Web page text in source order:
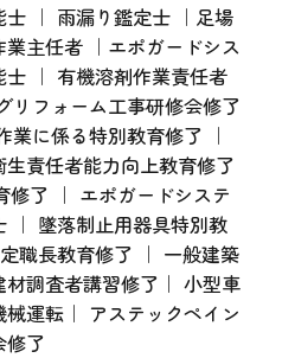
士 ｜ 雨漏り鑑定士 ｜足場
業主任者 ｜エポガードシス
士 ｜ 有機溶剤作業責任者
リフォーム工事研修会修了
業に係る特別教育修了 ｜
責任者能力向上教育修了
修了 ｜ エポガードシステ
｜ 墜落制止用器具特別教
職長教育修了 ｜ 一般建築
調査者講習修了｜ 小型車
械運転｜ アステックペイン
修了